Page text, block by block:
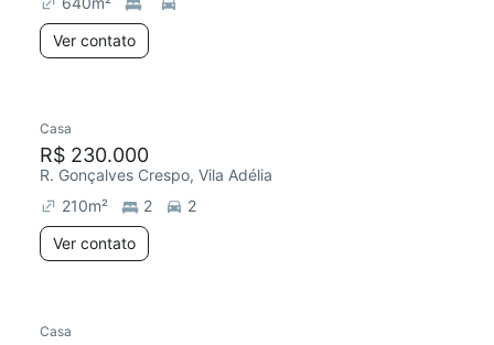
Ver contato
Casa
R$ 230.000
R. Gonçalves Crespo, Vila Adélia
210m² 2
2
Ver contato
Casa